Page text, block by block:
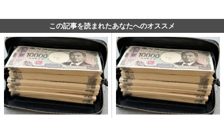
この記事を読まれたあなたへのオススメ